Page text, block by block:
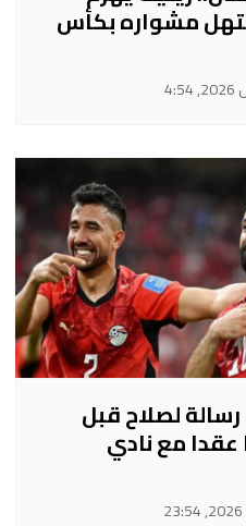
مشواره بكأس
لصلاح قبل
مع نادي